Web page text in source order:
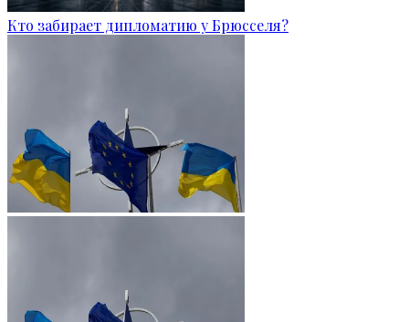
Кто забирает дипломатию у Брюсселя?